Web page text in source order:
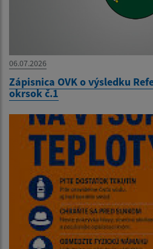
06.07.2026
Zápisnica OVK o výsledku
okrsok č.1